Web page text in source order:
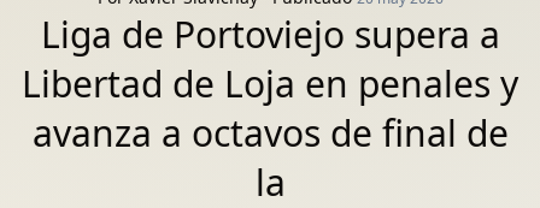
Liga de Portoviejo supera a
Libertad de Loja en penales y
avanza a octavos de final de
la